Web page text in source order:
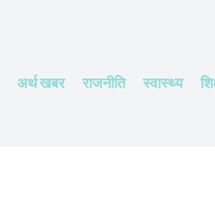
अर्थ खबर राजनीति स्वास्थ्य